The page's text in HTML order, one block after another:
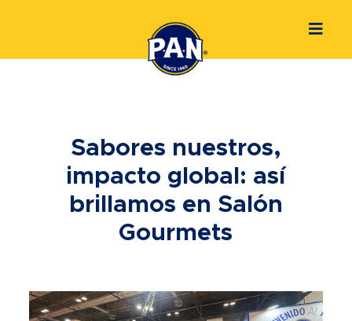
Sabores nuestros,
impacto global: así
brillamos en Salón
Gourmets